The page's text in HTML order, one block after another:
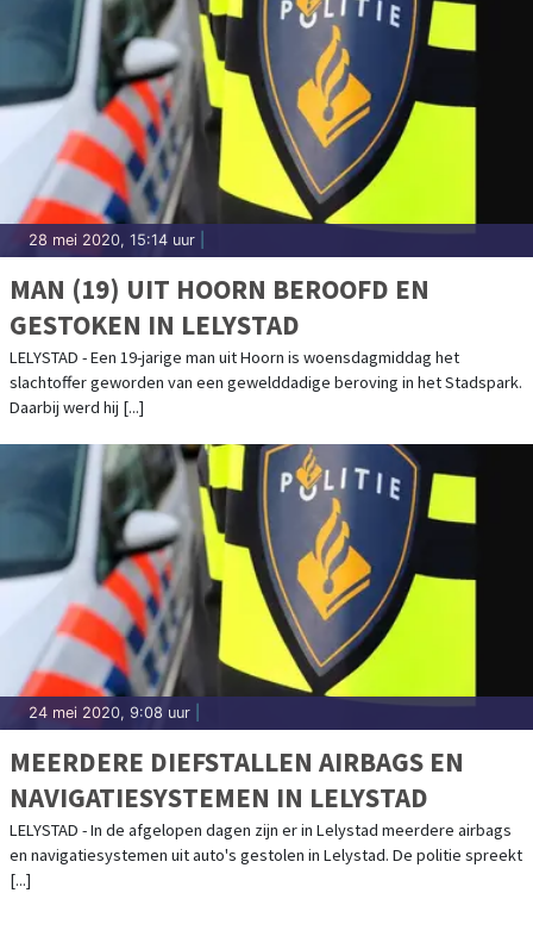
28 mei 2020, 15:14 uur
MAN (19) UIT HOORN BEROOFD EN
GESTOKEN IN LELYSTAD
LELYSTAD - Een 19-jarige man uit Hoorn is woensdagmiddag het
slachtoffer geworden van een gewelddadige beroving in het Stadspark.
Daarbij werd hij [...]
24 mei 2020, 9:08 uur
MEERDERE DIEFSTALLEN AIRBAGS EN
NAVIGATIESYSTEMEN IN LELYSTAD
LELYSTAD - In de afgelopen dagen zijn er in Lelystad meerdere airbags
en navigatiesystemen uit auto's gestolen in Lelystad. De politie spreekt
[...]